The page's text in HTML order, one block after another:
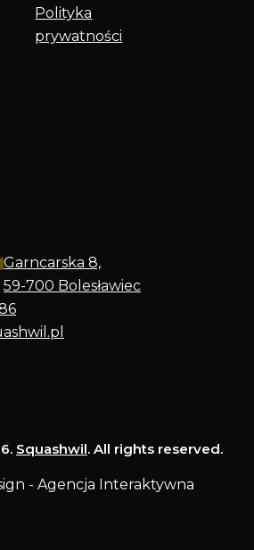
Polityka
prywatności
Garncarska 8,
59-700 Bolesławiec
Squashwil. All rights reserved.
- Agencja Interaktywna